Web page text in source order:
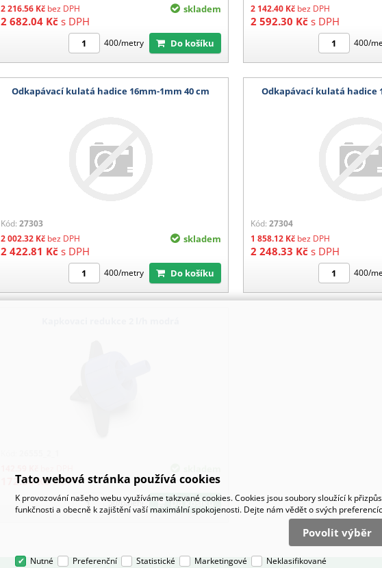
2 216.56 Kč bez DPH
2 682.04 Kč s DPH
skladem
400/metry Do košíku
2 142.40 Kč bez DPH
2 592.30 Kč s DPH
400/
Odkapávací kulatá hadice 16mm-1mm 40 cm
Kód: 27303
2 002.32 Kč bez DPH
2 422.81 Kč s DPH
skladem
400/metry Do košíku
Odkapávací kulatá hadice
Kód:27304
1 858.12 Kč bez DPH
2 248.33 Kč s DPH
400/
172.54Kč s DPH
50/balení Do košíku
Tato webová stránka používá cookies
K provozování našeho webu využíváme takzvané cookies. Cookies jsou soubory sloužící k
funkčnosti a obecně k zajištění vaší maximální spokojenosti. Dejte nám vědět o svých
Povolit výběr
Nutné Preferenční Statistické Marketingové Neklasifikované